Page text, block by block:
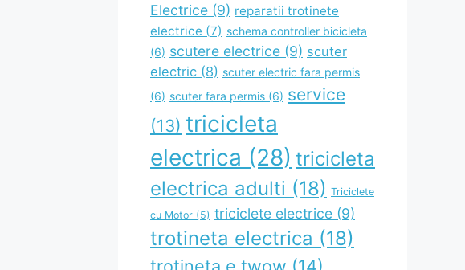
Electrice (9) reparatii trotinete
electrice (7) schema controller bicicleta
(6) scutere electrice (9) scuter
electric (8) scuter electric fara permis
(6) scuter fara permis (6) service
(13) tricicleta
electrica (28) tricicleta
electrica adulti (18) Triciclete
cu Motor (5) triciclete electrice (9)
trotineta electrica (18)
trotineta e twow (14)